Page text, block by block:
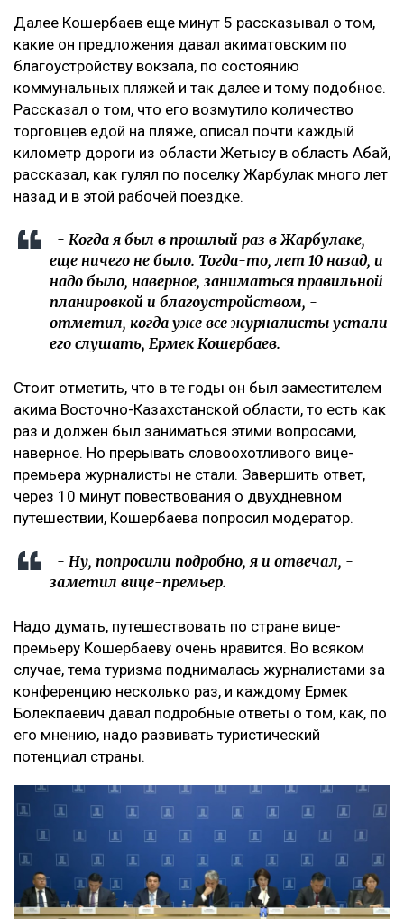
Далее Кошербаев еще минут 5 рассказывал о том,
какие он предложения давал акиматовским по
благоустройству вокзала, по состоянию
коммунальных пляжей и так далее и тому подобное.
Рассказал о том, что его возмутило количество
торговцев едой на пляже, описал почти каждый
километр дороги из области Жетысу в область Абай,
рассказал, как гулял по поселку Жарбулак много лет
назад и в этой рабочей поездке.
- Когда я был в прошлый раз в Жарбулаке,
еще ничего не было. Тогда-то, лет 10 назад, и
надо было, наверное, заниматься правильной
планировкой и благоустройством, -
отметил, когда уже все журналисты устали
его слушать, Ермек Кошербаев.
Стоит отметить, что в те годы он был заместителем
акима Восточно-Казахстанской области, то есть как
раз и должен был заниматься этими вопросами,
наверное. Но прерывать словоохотливого вице-
премьера журналисты не стали. Завершить ответ,
через 10 минут повествования о двухдневном
путешествии, Кошербаева попросил модератор.
- Ну, попросили подробно, я и отвечал, -
заметил вице-премьер.
Надо думать, путешествовать по стране вице-
премьеру Кошербаеву очень нравится. Во всяком
случае, тема туризма поднималась журналистами за
конференцию несколько раз, и каждому Ермек
Болекпаевич давал подробные ответы о том, как, по
его мнению, надо развивать туристический
потенциал страны.